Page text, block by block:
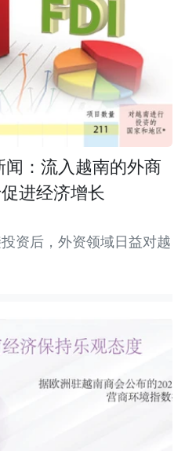
闻：流入越南的外商
进经济增长
资后，外资领域日益对越